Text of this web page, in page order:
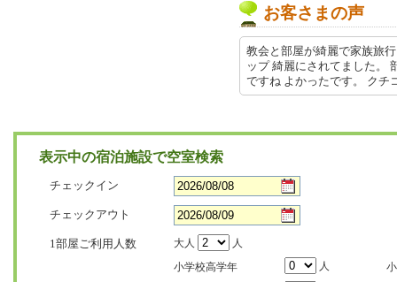
お客さまの声
教会と部屋が綺麗で家族旅
ップ 綺麗にされてました。
ですね よかったです。 ク
表示中の宿泊施設で空室検索
チェックイン
チェックアウト
1部屋ご利用人数 大人
人
小学校高学年
人